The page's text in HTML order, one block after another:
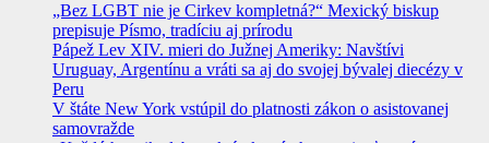
„Bez LGBT nie je Cirkev kompletná?“ Mexický biskup
prepisuje Písmo, tradíciu aj prírodu
Pápež Lev XIV. mieri do Južnej Ameriky: Navštívi
Uruguay, Argentínu a vráti sa aj do svojej bývalej diecézy v
Peru
V štáte New York vstúpil do platnosti zákon o asistovanej
samovražde